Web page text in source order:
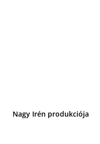
Nagy Irén produkciója